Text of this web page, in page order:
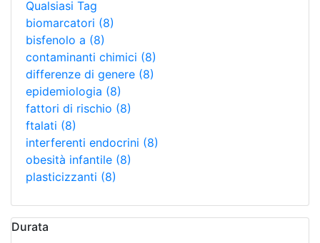
Qualsiasi Tag
biomarcatori (8)
bisfenolo a (8)
contaminanti chimici (8)
differenze di genere (8)
epidemiologia (8)
fattori di rischio (8)
ftalati (8)
interferenti endocrini (8)
obesità infantile (8)
plasticizzanti (8)
Durata